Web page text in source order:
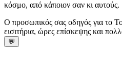
κόσμο, από κάποιον σαν κι αυτούς.
Ο προσωπικός σας οδηγός για το
εισιτήρια, ώρες επίσκεψης και
💬